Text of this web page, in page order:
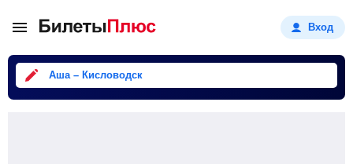
Вход
Аша – Кисловодск